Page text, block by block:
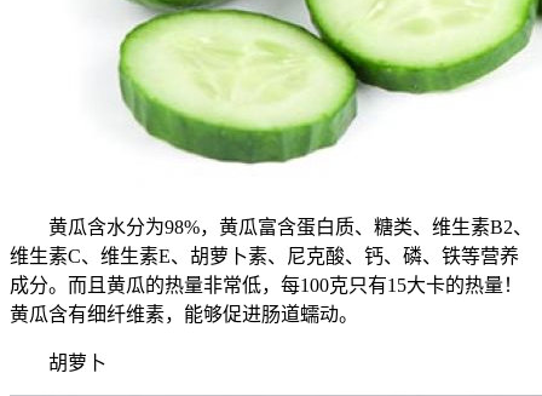
黄瓜含水分为98%，黄瓜富含蛋白质、糖类、维生素B2、
维生素C、维生素E、胡萝卜素、尼克酸、钙、磷、铁等营养
成分。而且黄瓜的热量非常低，每100克只有15大卡的热量！
黄瓜含有细纤维素，能够促进肠道蠕动。
胡萝卜